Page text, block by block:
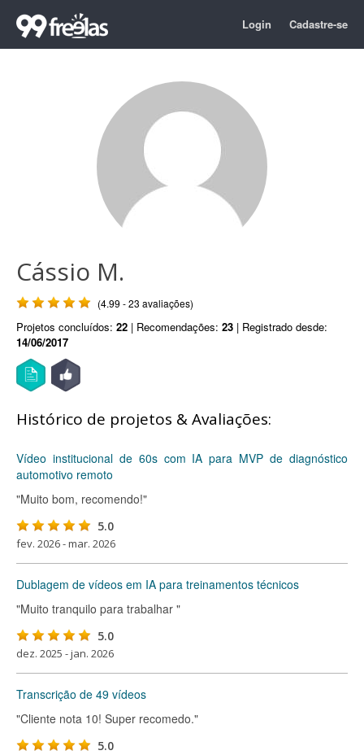
Login Cadastre-se
Cássio M.
(4.99 - 23 avaliações)
Projetos concluídos: 22 | Recomendações: 23 | Registrado desde:
14/06/2017
Histórico de projetos & Avaliações:
Vídeo institucional de 60s com IA para MVP de diagnóstico
automotivo remoto
"Muito bom, recomendo!"
5.0
fev. 2026 - mar. 2026
Dublagem de vídeos em IA para treinamentos técnicos
"Muito tranquilo para trabalhar "
5.0
dez. 2025 - jan. 2026
Transcrição de 49 vídeos
"Cliente nota 10! Super recomedo."
5.0